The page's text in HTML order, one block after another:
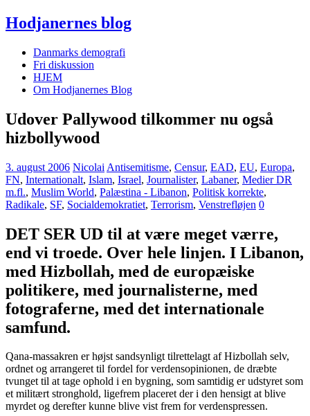
Hodjanernes blog
Danmarks demografi
Fri diskussion
HJEM
Om Hodjanernes Blog
Udover Pallywood tilkommer nu også
hizbollywood
3. august 2006 Nicolai Antisemitisme, Censur, EAD, EU, Europa,
FN, Internationalt, Islam, Israel, Journalister, Labaner, Medier DR
m.fl., Muslim World, Palæstina - Libanon, Politisk korrekte,
Radikale, SF, Socialdemokratiet, Terrorism, Venstrefløjen 0
DET SER UD til at være meget værre,
end vi troede. Over hele linjen. I Libanon,
med Hizbollah, med de europæiske
politikere, med journalisterne, med
fotograferne, med det internationale
samfund.
Qana-massakren er højst sandsynligt tilrettelagt af Hizbollah selv,
ordnet og arrangeret til fordel for verdensopinionen, de dræbte
tvunget til at tage ophold i en bygning, som samtidig er udstyret som
et militært stronghold, ligefrem placeret der i den hensigt at blive
myrdet og derefter kunne blive vist frem for verdenspressen.